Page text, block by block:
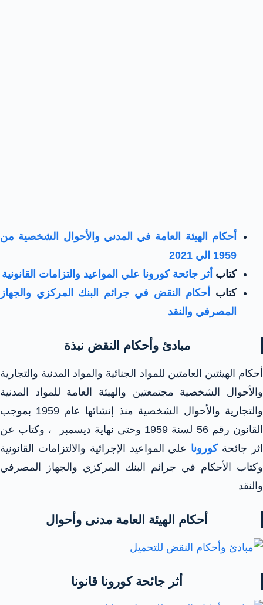
أحكام الهيئة العامة في المدني والأحوال الشخصية من
1959 الي 2021
كتاب أثر جائحة كورونا علي المواعيد والتزامات القانونية
كتاب
أحكام النقض في جرائم البنك المركزي والجهاز
المصرفي والنقد
مبادئ وأحكام النقض نبذة
أحكام الهيئتين العامتين للمواد الجنائية والمواد المدنية والتجارية
والأحوال الشخصية مجتمعتين والهيئة العامة للمواد المدنية
والتجارية والأحوال الشخصية منذ إنشائها عام 1959 بموجب
القانون رقم 56 لسنة 1959 وحتى نهاية ديسمبر ، وكتاب عن
اثر جائحةكورونا علي المواعيد الإجرائية والالتزامات القانونية
وكتاب الأحكام في جرائم البنك المركزي والجهاز المصرفي
والنقد
أحكام الهيئة العامة مدنى وأحوال
أثر جائحة كورونا قانونا